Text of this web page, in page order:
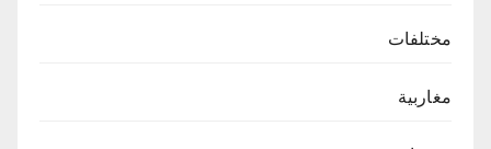
مختلفات
مغاربية